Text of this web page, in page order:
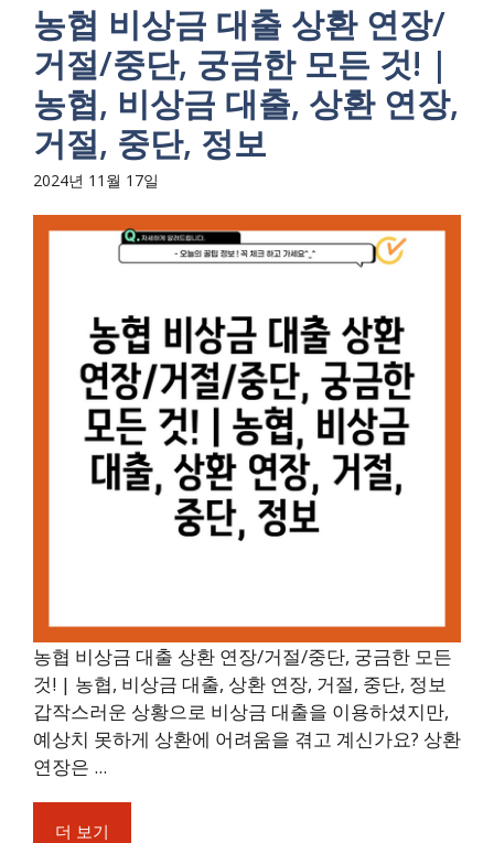
농협 비상금 대출 상환 연장/
거절/중단, 궁금한 모든 것! |
농협, 비상금 대출, 상환 연장,
거절, 중단, 정보
2024년 11월 17일
농협 비상금 대출 상환 연장/거절/중단, 궁금한 모든
것! | 농협, 비상금 대출, 상환 연장, 거절, 중단, 정보
갑작스러운 상황으로 비상금 대출을 이용하셨지만,
예상치 못하게 상환에 어려움을 겪고 계신가요? 상환
연장은 ...
더 보기